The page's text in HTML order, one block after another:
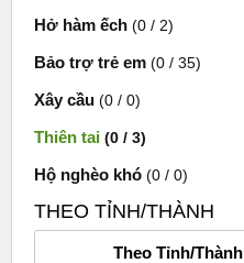
Hở hàm ếch (0 / 2)
Bảo trợ trẻ em (0 / 35)
Xây cầu (0 / 0)
Thiên tai (0 / 3)
Hộ nghèo khó (0 / 0)
THEO TỈNH/THÀNH
Theo Tỉnh/Thành